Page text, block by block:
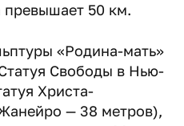
50 км.
«Родина-мать»
Свободы в Нью-
Христа-
— 38 метров),